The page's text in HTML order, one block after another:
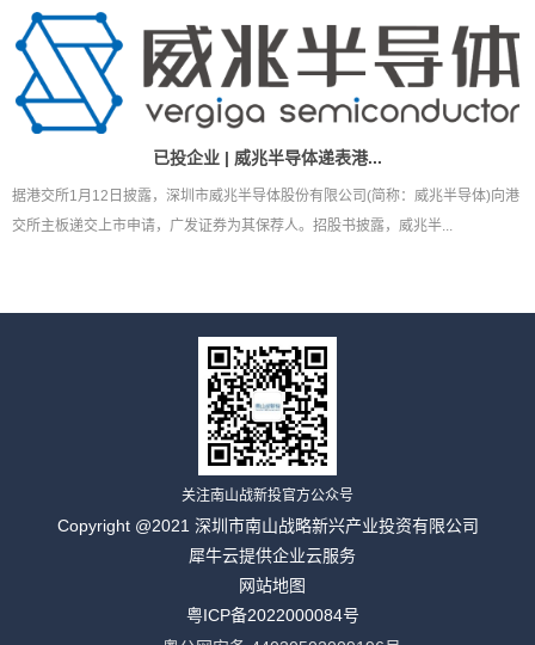
已投企业 | 威兆半导体递表港...
据港交所1月12日披露，深圳市威兆半导体股份有限公司(简称：威兆半导体)向港
交所主板递交上市申请，广发证券为其保荐人。招股书披露，威兆半...
关注南山战新投官方公众号
Copyright @2021 深圳市南山战略新兴产业投资有限公司
犀牛云提供企业云服务
网站地图
粤ICP备2022000084号